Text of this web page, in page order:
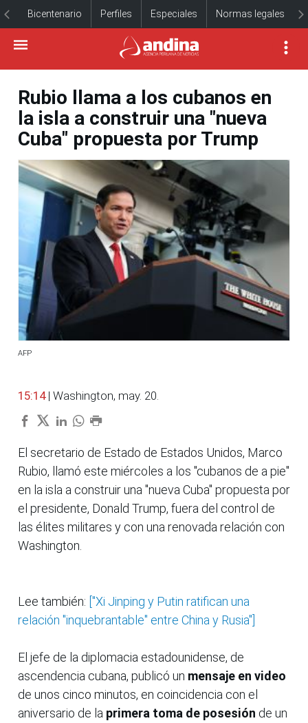
Bicentenario Perfiles Especiales Normas legales
Rubio llama a los cubanos en
la isla a construir una "nueva
Cuba" propuesta por Trump
AFP
15:14 | Washington, may. 20.
El secretario de Estado de Estados Unidos, Marco
Rubio, llamó este miércoles a los "cubanos de a pie"
en la isla a construir una "nueva Cuba" propuesta por
el presidente, Donald Trump, fuera del control de
las élites militares y con una renovada relación con
Washington.
Lee también: ["Xi Jinping y Putin ratifican una
relación "inquebrantable" entre China y Rusia"]
El jefe de la diplomacia estadounidense, de
ascendencia cubana, publicó un mensaje en video
de unos cinco minutos, en coincidencia con el
aniversario de la primera toma de posesión de un